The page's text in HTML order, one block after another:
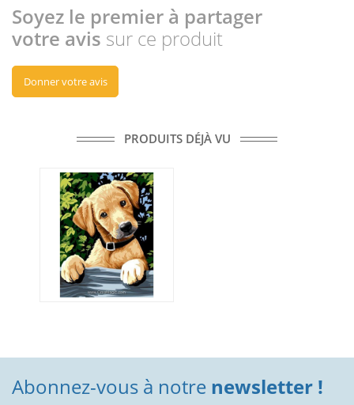
Soyez le premier à partager
votre avis sur ce produit
Donner votre avis
PRODUITS DÉJÀ VU
Abonnez-vous à notre newsletter !